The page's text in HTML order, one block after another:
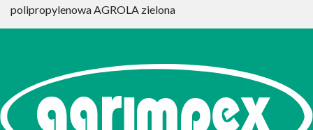
polipropylenowa AGROLA zielona